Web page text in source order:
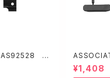
AS92528 セ
・DSC【RC1
ョックタワ
ット【
¥1,408